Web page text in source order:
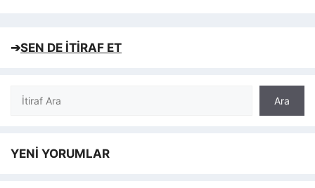
➔SEN DE İTİRAF ET
Ara
Ara
YENİ YORUMLAR